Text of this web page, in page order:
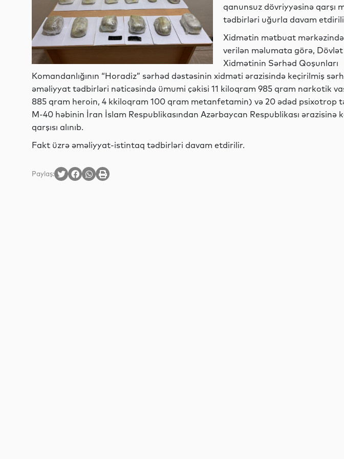
qanunsuz dövriyyəsinə qarşı
tədbirləri uğurla davam
Xidmətin mətbuat
verilən məlumata görə,
Xidmətinin Sərhəd Qoşunları
Komandanlığının “Horadiz” sərhəd dəstəsinin xidməti ərazisində keçirilmiş
əməliyyat tədbirləri nəticəsində ümumi çəkisi 11 kiloqram 985 qram narkotik
885 qram heroin, 4 kkiloqram 100 qram metanfetamin) və 20 ədəd psixotrop
M-40 həbinin İran İslam Respublikasından Azərbaycan Respublikası ərazisinə
qarşısı alınıb.
Fakt üzrə əməliyyat-istintaq tədbirləri davam etdirilir.
Paylaş: